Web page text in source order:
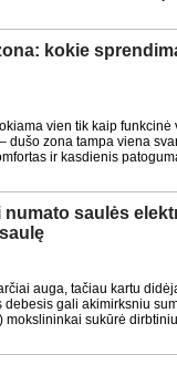
kokie
vien tik kaip funkcinė
dušo zona tampa viena
ir kasdienis
numato saulės
auga, tačiau kartu
gali akimirksniu
mokslininkai sukūrė